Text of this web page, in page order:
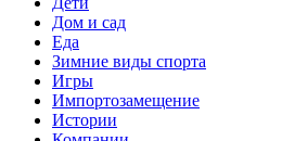
Дом и сад
Еда
Зимние виды спорта
Игры
Импортозамещение
Истории